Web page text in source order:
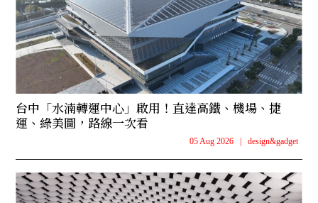
台中「水湳轉運中心」啟用！直達高鐵、機場、捷
運、綠美圖，路線一次看
05 Aug 2026 design&gadget